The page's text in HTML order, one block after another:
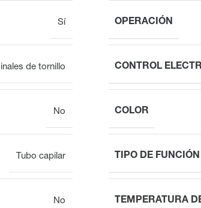
Sí OPERACIÓN
de tornillo CONTROL
No COLOR
Tubo capilar TIPO DE
No TEMPERATURA